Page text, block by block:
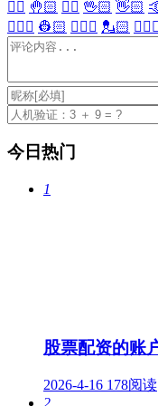
✋🏻 🤚🏻 🖐🏻 🖖🏻 👋🏻
👷🏻‍♀️ 👷🏻 💂🏻‍♀️ 💂🏻 🕵🏻‍♀️
今日热门
1
股票配资的账
2026-4-16 178阅读